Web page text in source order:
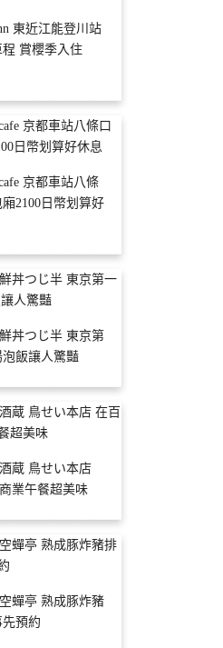
東近江能登川站
賞櫻季入住
京都車站八條
2100日幣划算好
丼つじ半 東京第
飯讓人驚豔
蔵 鳥せい本店
業午餐超美味
蟬亭 熟成豚炸豬
預約